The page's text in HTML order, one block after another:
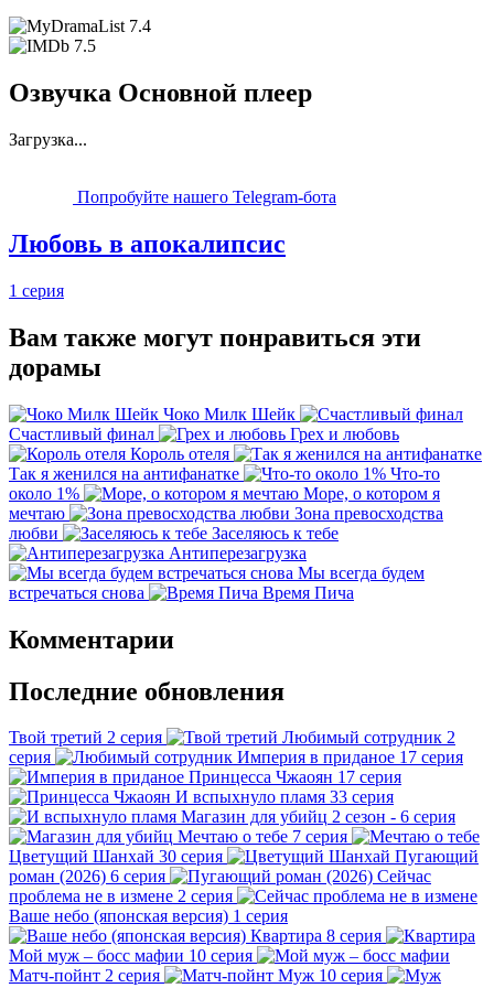
7.4
7.5
Озвучка Основной плеер
Загрузка...
Попробуйте нашего Telegram-бота
Любовь в апокалипсис
1 серия
Вам также могут понравиться эти
дорамы
Чоко Милк Шейк
Счастливый финал
Грех и любовь
Король отеля
Так я женился на антифанатке
Что-то
около 1%
Море, о котором я
мечтаю
Зона превосходства
любви
Заселяюсь к тебе
Антиперезагрузка
Мы всегда будем
встречаться снова
Время Пича
Комментарии
Последние обновления
Твой третий 2 серия Любимый сотрудник 2
серия
Империя в приданое 17 серия
Принцесса Чжаоян 17 серия
И вспыхнуло пламя 33 серия
Магазин для убийц 2 сезон - 6 серия
Мечтаю о тебе 7 серия
Цветущий Шанхай 30 серия
Пугающий
роман (2026) 6 серия
Сейчас
проблема не в измене 2 серия
Ваше небо (японская версия) 1 серия
Квартира 8 серия
Мой муж – босс мафии 10 серия
Матч-пойнт 2 серия Муж 10 серия